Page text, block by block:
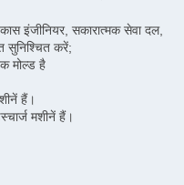
इंजीनियर, सकारात्मक सेवा दल,
सुनिश्चित करें;
मोल्ड है
हैं।
मशीनें हैं।